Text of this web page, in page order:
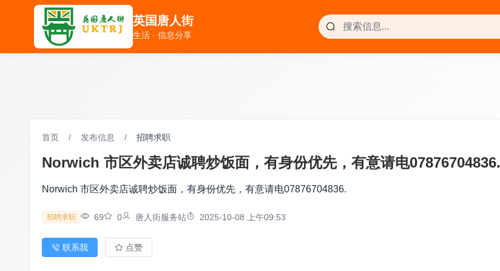
英国唐人街
生活 · 信息分享
英国唐人街
生活 · 信息分享
首页 / 发布信息 / 招聘求职
Norwich 市区外卖店诚聘炒饭面，有身份优先，有意请电07876704836.
Norwich 市区外卖店诚聘炒饭面，有身份优先，有意请电07876704836.
招聘求职 69 0 唐人街服务站 2025-10-08 上午09:53
联系我 点赞